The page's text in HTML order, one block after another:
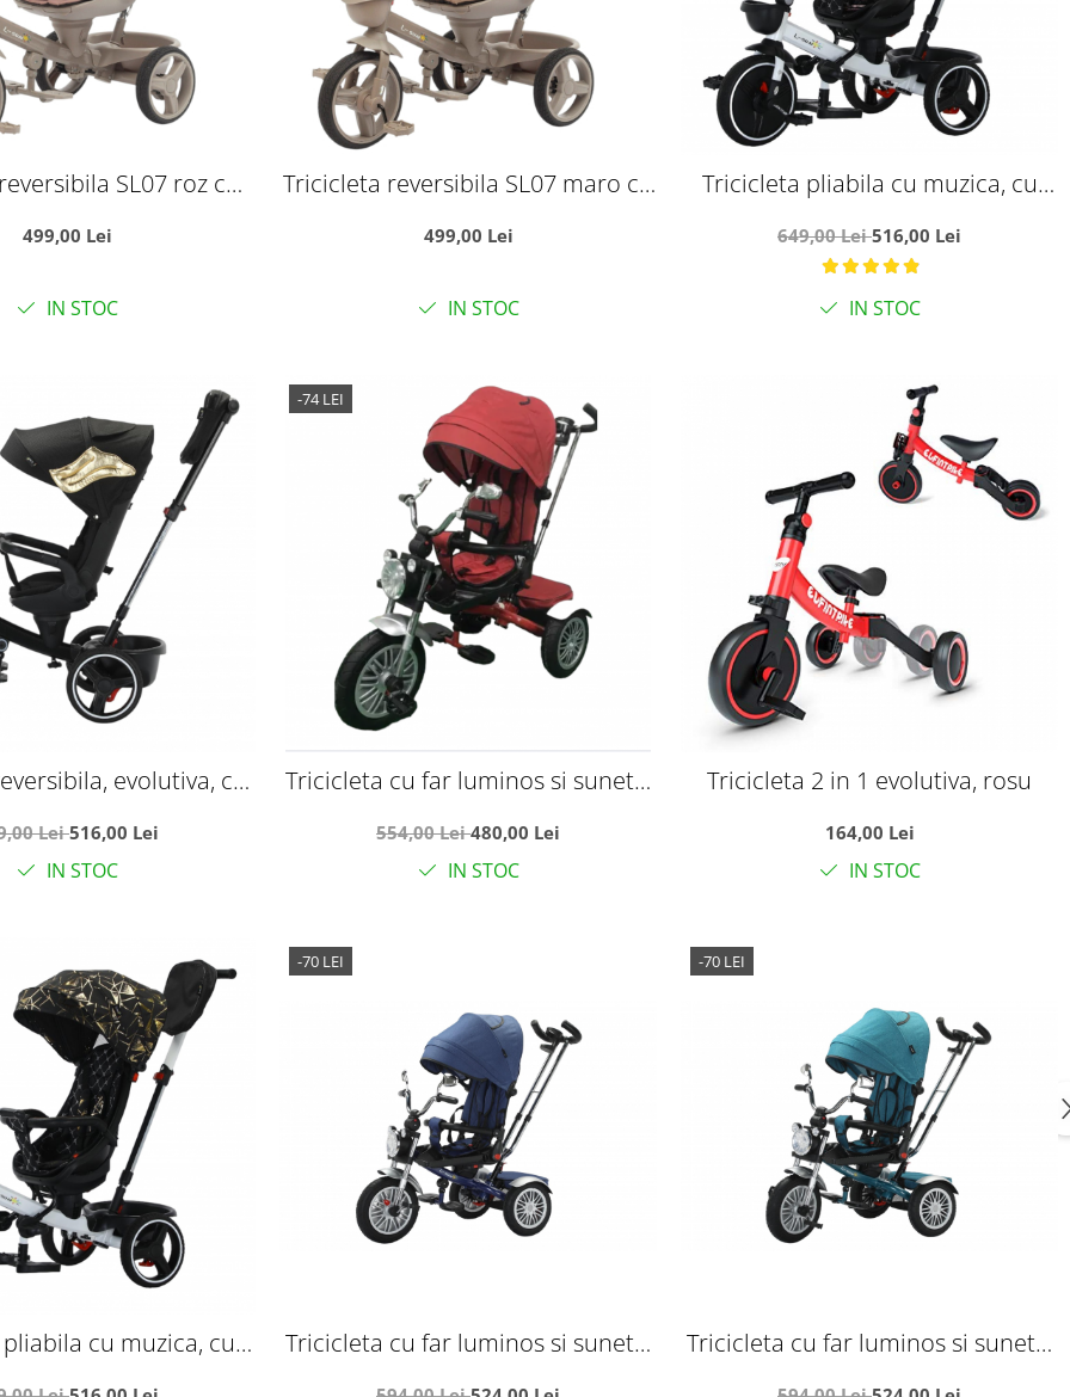
SL07 roz cu
si lumini
499,00 Lei
IN STOC
Tricicleta reversibila SL07 maro cu
muzica si lumini
499,00 Lei
IN STOC
Tricicleta pliabila cu muzica, cu
SL01 - roz letters
649,00 Lei516,00 Lei
IN STOC
evolutiva, cu
SL06 negru cu
aripi aurii
Lei516,00 Lei
IN STOC
-74 LEI
Tricicleta cu far luminos si sunete,
caramiziu
554,00 Lei480,00 Lei
IN STOC
Tricicleta 2 in 1 evolutiva, rosu
164,00 Lei
IN STOC
cu muzica, cu
-70 LEI
Tricicleta cu far luminos si sunete,
-70 LEI
Tricicleta cu far luminos si sunete,